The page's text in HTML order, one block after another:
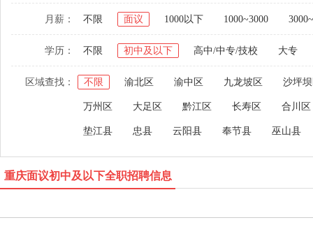
月薪： 不限 面议 1000以下 1000~3000
学历： 不限 初中及以下 高中/中专/技校 大专
区域查找： 不限 渝北区 渝中区 九龙坡区 沙坪
万州区 大足区 黔江区 长寿区 合川区
垫江县 忠县 云阳县 奉节县 巫山县
重庆面议初中及以下全职招聘信息